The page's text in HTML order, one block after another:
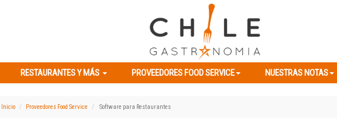
RESTAURANTES Y MÁS PROVEEDORES FOOD SERVICE NUESTRAS NOTAS
PROVEEDORES FOOD SERVICE
Inicio Proveedores Food Service Software para Restaurantes